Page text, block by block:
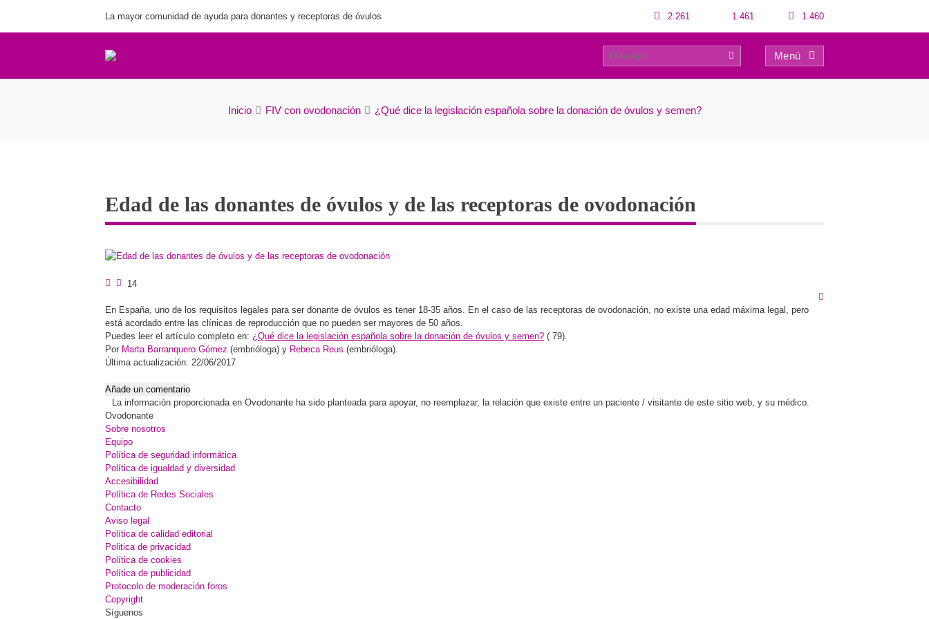
La mayor comunidad de ayuda para donantes y receptoras de óvulos 2.261 1.461 1.460
Menú
Edad de las donantes de óvulos y de las receptoras de ovodonación
14 0
Inicio FIV con ovodonación ¿Qué dice la legislación española sobre la donación de óvulos y semen?
Edad de las donantes de óvulos y de las receptoras de ovodonación
14
En España, uno de los requisitos legales para ser donante de óvulos es tener 18-35 años. En el caso de las receptoras de ovodonación, no existe una edad máxima legal, pero
está acordado entre las clínicas de reproducción que no pueden ser mayores de 50 años.
Puedes leer el artículo completo en: ¿Qué dice la legislación española sobre la donación de óvulos y semen? ( 79).
Por Marta Barranquero Gómez (embrióloga) y Rebeca Reus (embrióloga).
Última actualización: 22/06/2017
Añade un comentario
La información proporcionada en Ovodonante ha sido planteada para apoyar, no reemplazar, la relación que existe entre un paciente / visitante de este sitio web, y su médico.
Ovodonante
Sobre nosotros
Equipo
Política de seguridad informática
Política de igualdad y diversidad
Accesibilidad
Política de Redes Sociales
Contacto
Aviso legal
Política de calidad editorial
Politica de privacidad
Política de cookies
Política de publicidad
Protocolo de moderación foros
Copyright
Síguenos